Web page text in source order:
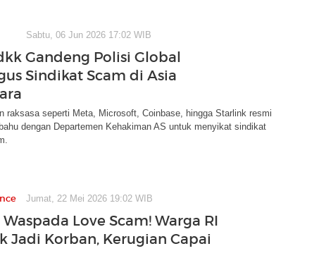
Sabtu, 06 Jun 2026 17:02 WIB
Gandeng Polisi Global
Sindikat Scam di Asia
raksasa seperti Meta, Microsoft, Coinbase, hingga Starlink resmi
dengan Departemen Kehakiman AS untuk menyikat sindikat
Jumat, 22 Mei 2026 19:02 WIB
Love Scam! Warga RI
Jadi Korban, Kerugian Capai